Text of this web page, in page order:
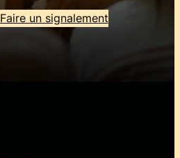
Faire un signalement